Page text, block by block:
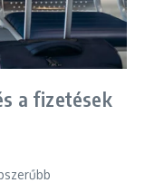
a fizetések